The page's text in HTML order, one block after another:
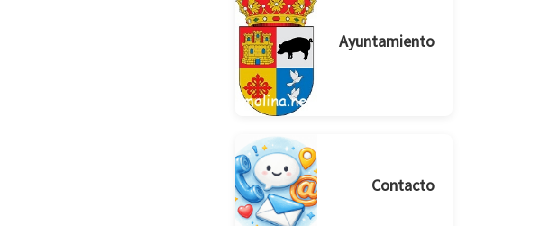
Ayuntamiento
Contacto